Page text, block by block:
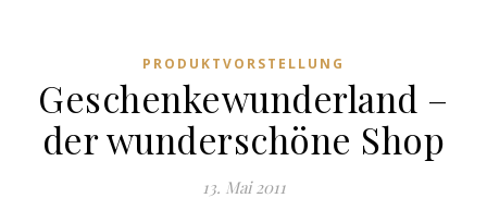
PRODUKTVORSTELLUNG
Geschenkewunderland –
der wunderschöne Shop
13. Mai 2011